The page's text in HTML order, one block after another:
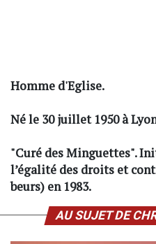
Homme d'Eglise.
Né le 30 juillet 1950 à
"Curé des Minguettes".
l’égalité des droits et
beurs) en 1983.
AU SUJET DE